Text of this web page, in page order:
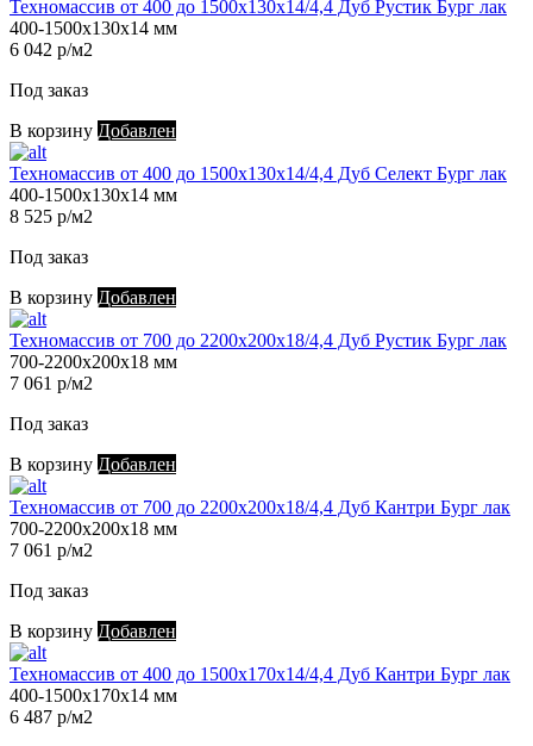
Техномассив от 400 до 1500х130х14/4,4 Дуб Рустик Бург лак
400-1500х130х14 мм
6 042 р/м2
Под заказ
В корзину Добавлен
Техномассив от 400 до 1500х130х14/4,4 Дуб Селект Бург лак
400-1500х130х14 мм
8 525 р/м2
Под заказ
В корзину Добавлен
Техномассив от 700 до 2200х200х18/4,4 Дуб Рустик Бург лак
700-2200х200х18 мм
7 061 р/м2
Под заказ
В корзину Добавлен
Техномассив от 700 до 2200х200х18/4,4 Дуб Кантри Бург лак
700-2200х200х18 мм
7 061 р/м2
Под заказ
В корзину Добавлен
Техномассив от 400 до 1500х170х14/4,4 Дуб Кантри Бург лак
400-1500х170х14 мм
6 487 р/м2